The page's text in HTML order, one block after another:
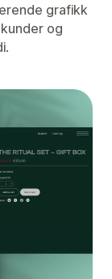
grafikk
og